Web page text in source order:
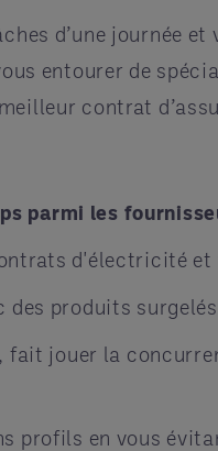
d’une journée
entourer de
contrat
parmi les
d'électricité
des produits
jouer la
profils en vous